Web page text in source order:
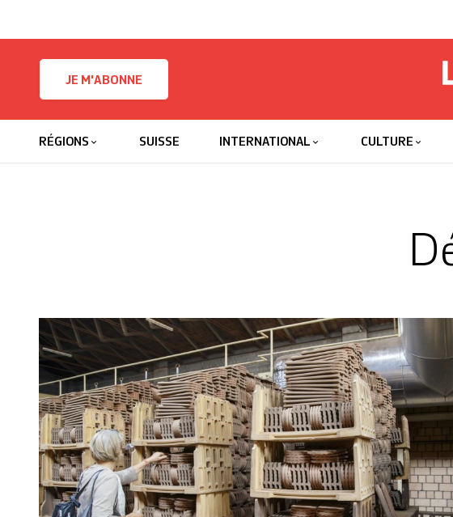
JE M'ABONNE
RÉGIONS SUISSE INTERNATIONAL CULTURE